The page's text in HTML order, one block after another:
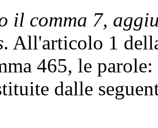
il comma 7,
. All'articolo 1
465, le
dalle